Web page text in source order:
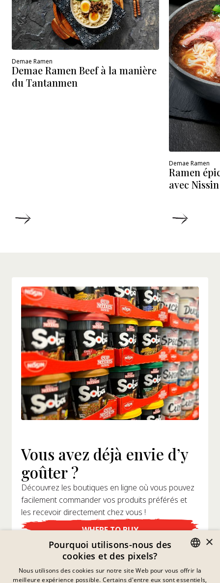
Demae Ramen
Demae Ramen Beef à la manière
du Tantanmen
Demae Ramen
Ramen
avec
Vous avez déjà envie d’y
goûter ?
Découvrez les boutiques en ligne où vous pouvez
facilement commander vos produits préférés et
les recevoir directement chez vous !
WHERE TO BUY
GERMAN
×
Pourquoi utilisons-nous des
cookies et des pixels?
Nous utilisons des cookies sur notre site Web pour vous offrir la
meilleure expérience possible. Certains d'entre eux sont essentiels,